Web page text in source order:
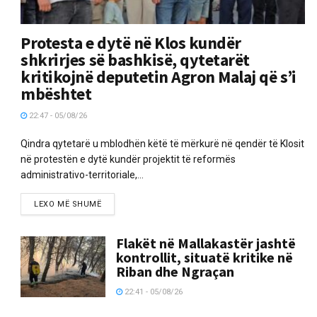
Protesta e dytë në Klos kundër
shkrirjes së bashkisë, qytetarët
kritikojnë deputetin Agron Malaj që s’i
mbështet
22:47 - 05/08/26
Qindra qytetarë u mblodhën këtë të mërkurë në qendër të Klosit
në protestën e dytë kundër projektit të reformës
administrativo-territoriale,...
LEXO MË SHUMË
Flakët në Mallakastër jashtë
kontrollit, situatë kritike në
Riban dhe Ngraçan
22:41 - 05/08/26